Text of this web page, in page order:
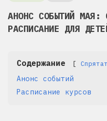
АНОНС СОБЫТИЙ МАЯ:
РАСПИСАНИЕ ДЛЯ
Содержание
Анонс событий
Расписание курсов